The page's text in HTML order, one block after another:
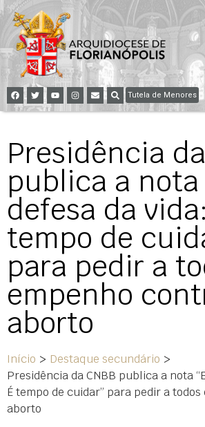
Tutela de Menores
Presidência
publica a nota
defesa da
tempo de
para pedir a
empenho
aborto
Início > Destaque secundário >
Presidência da CNBB publica a nota
É tempo de cuidar” para pedir a
aborto